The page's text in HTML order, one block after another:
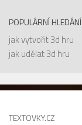
POPULÁRNÍ HLEDÁNÍ
jak vytvořit 3d hru
jak udělat 3d hru
TEXTOVKY.CZ